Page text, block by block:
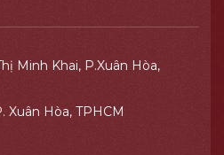
Minh Khai, P.Xuân Hòa,
Xuân Hòa, TPHCM